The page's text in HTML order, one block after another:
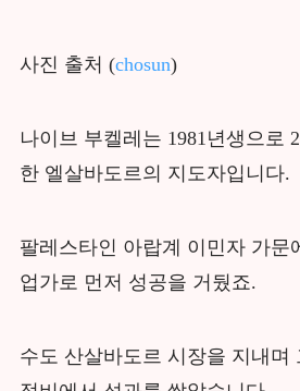
사진 출처 (chosun)
나이브 부켈레는 1981년생으로
한 엘살바도르의 지도자입니다.
팔레스타인 아랍계 이민자 가문
업가로 먼저 성공을 거뒀죠.
수도 산살바도르 시장을 지내며